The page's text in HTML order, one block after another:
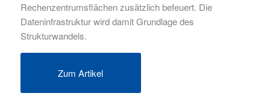
Rechenzentrumsflächen zusätzlich befeuert. Die
Dateninfrastruktur wird damit Grundlage des
Strukturwandels.
Zum Artikel